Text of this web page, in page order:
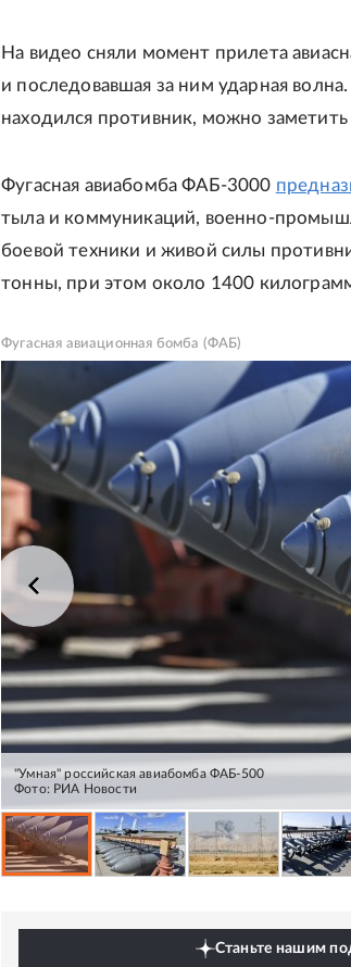
На видео сняли момент прилета
и последовавшая за ним ударная
находился противник, можно
Фугасная авиабомба ФАБ-3000
тыла и коммуникаций, военно-
боевой техники и живой силы
тонны, при этом около 1400
Фугасная авиационная бомба (ФАБ)
"Умная" российская авиабомба ФАБ‑500
Фото: РИА Новости
Станьте нашим